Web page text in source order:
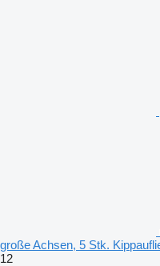
große Achsen, 5 Stk.
12